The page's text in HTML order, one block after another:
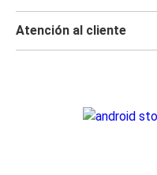
Atención al cliente